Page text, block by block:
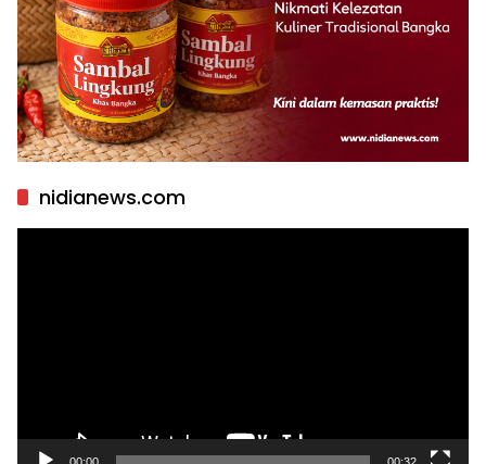
nidianews.com